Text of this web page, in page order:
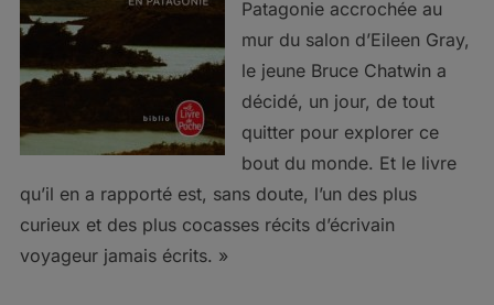
Patagonie accrochée au
mur du salon d’Eileen Gray,
le jeune Bruce Chatwin a
décidé, un jour, de tout
quitter pour explorer ce
bout du monde. Et le livre
qu’il en a rapporté est, sans doute, l’un des plus
curieux et des plus cocasses récits d’écrivain
voyageur jamais écrits. »